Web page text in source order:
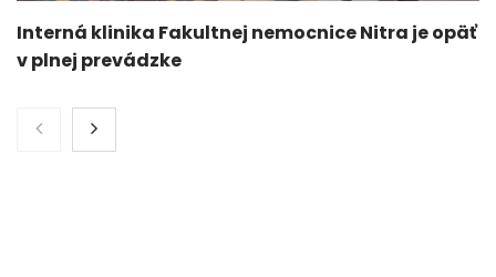
Interná klinika Fakultnej nemocnice Nitra je opäť
v plnej prevádzke